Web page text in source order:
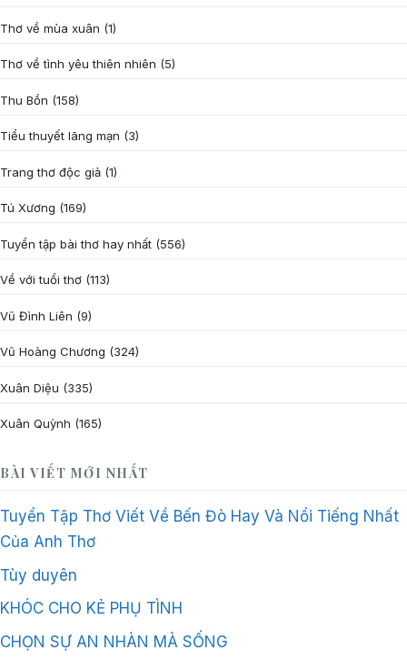
Thơ về mùa xuân (1)
Thơ về tình yêu thiên nhiên (5)
Thu Bồn (158)
Tiểu thuyết lãng mạn (3)
Trang thơ độc giả (1)
Tú Xương (169)
Tuyển tập bài thơ hay nhất (556)
Về với tuổi thơ (113)
Vũ Đình Liên (9)
Vũ Hoàng Chương (324)
Xuân Diệu (335)
Xuân Quỳnh (165)
BÀI VIẾT MỚI NHẤT
Tuyển Tập Thơ Viết Về Bến Đò Hay Và Nổi Tiếng Nhất
Của Anh Thơ
Tùy duyên
KHÓC CHO KẺ PHỤ TÌNH
CHỌN SỰ AN NHÀN MÀ SỐNG